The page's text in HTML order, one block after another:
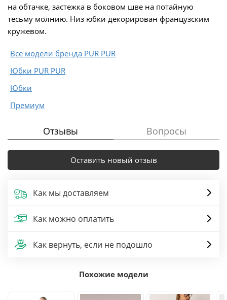
на обтачке, застежка в боковом шве на потайную
тесьму молнию. Низ юбки декорирован французским
кружевом.
Все модели бренда PUR PUR
Юбки PUR PUR
Юбки
Премиум
Отзывы Вопросы
Оставить новый отзыв
Как мы доставляем
Как можно оплатить
Как вернуть, если не подошло
Похожие модели